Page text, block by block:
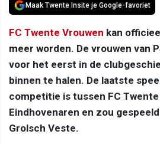
Maak Twente Insite je Google-favoriet
FC Twente Vrouwen kan
meer worden. De vrouwen van
voor het eerst in de
binnen te halen. De laatste
competitie is tussen FC Twente
Eindhovenaren en zou
Grolsch Veste.